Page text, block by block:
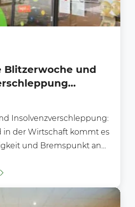
Blitzerwoche und
Insolvenzverschleppung:
in der Wirtschaft kommt es
und Bremspunkt an